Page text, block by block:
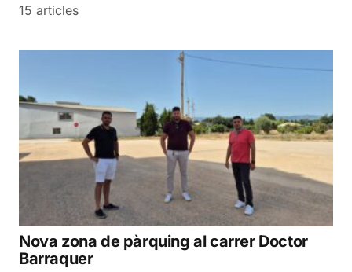
15 articles
Nova zona de pàrquing al carrer Doctor
Barraquer